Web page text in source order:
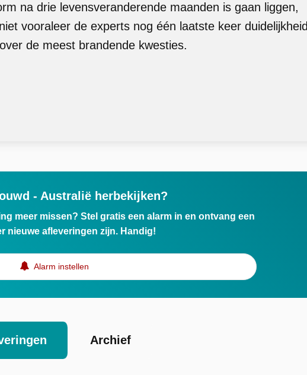
na drie levensveranderende maanden is gaan liggen,
vooraleer de experts nog één laatste keer duidelijkheid
de meest brandende kwesties.
- Australië herbekijken?
meer missen? Stel gratis een alarm in en ontvang een
nieuwe afleveringen zijn. Handig!
Alarm instellen
Archief